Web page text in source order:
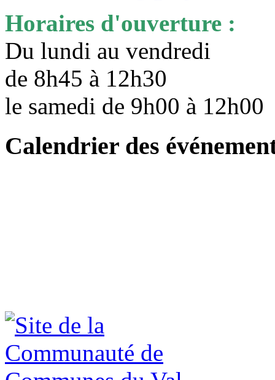
Horaires d'ouverture :
Du lundi au vendredi
de 8h45 à 12h30
le samedi de 9h00 à
Calendrier des